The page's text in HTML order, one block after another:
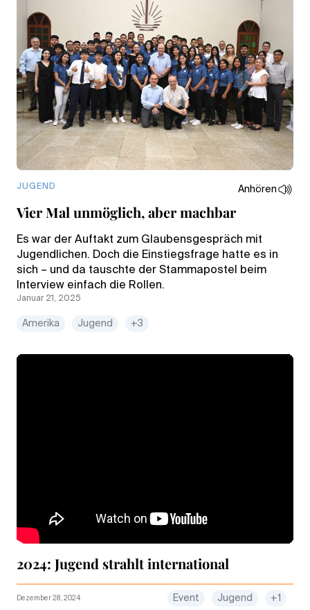
JUGEND Anhören
Vier Mal unmöglich, aber machbar
Es war der Auftakt zum Glaubensgespräch mit
Jugendlichen. Doch die Einstiegsfrage hatte es in
sich – und da tauschte der Stammapostel beim
Interview einfach die Rollen.
Januar 21, 2025
Amerika Jugend +3
2024: Jugend strahlt international
Dezember 28, 2024 Event Jugend +1